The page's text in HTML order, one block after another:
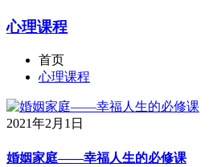
心理课程
首页
心理课程
2021年2月1日
婚姻家庭——幸福人生的必修课